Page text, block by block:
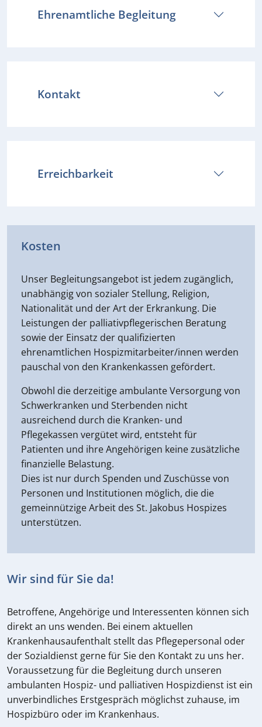
Ehrenamtliche Begleitung
Kontakt
Erreichbarkeit
Kosten
Unser Begleitungsangebot ist jedem zugänglich,
unabhängig von sozialer Stellung, Religion,
Nationalität und der Art der Erkrankung. Die
Leistungen der palliativpflegerischen Beratung
sowie der Einsatz der qualifizierten
ehrenamtlichen Hospizmitarbeiter/innen werden
pauschal von den Krankenkassen gefördert.
Obwohl die derzeitige ambulante Versorgung von
Schwerkranken und Sterbenden nicht
ausreichend durch die Kranken- und
Pflegekassen vergütet wird, entsteht für
Patienten und ihre Angehörigen keine zusätzliche
finanzielle Belastung.
Dies ist nur durch Spenden und Zuschüsse von
Personen und Institutionen möglich, die die
gemeinnützige Arbeit des St. Jakobus Hospizes
unterstützen.
Wir sind für Sie da!
Betroffene, Angehörige und Interessenten können sich
direkt an uns wenden. Bei einem aktuellen
Krankenhausaufenthalt stellt das Pflegepersonal oder
der Sozialdienst gerne für Sie den Kontakt zu uns her.
Voraussetzung für die Begleitung durch unseren
ambulanten Hospiz- und palliativen Hospizdienst ist ein
unverbindliches Erstgespräch möglichst zuhause, im
Hospizbüro oder im Krankenhaus.